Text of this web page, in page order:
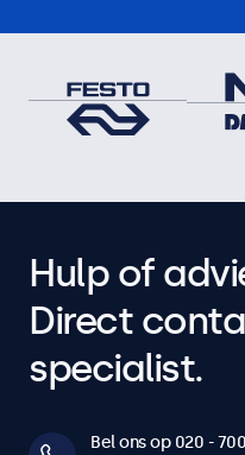
Hulp of
Direct
specialist.
Bel ons op 020 -